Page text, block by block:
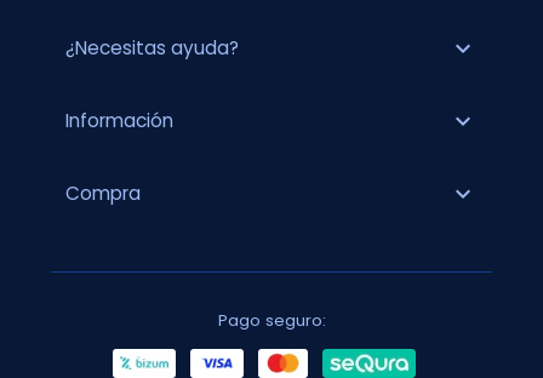
¿Necesitas ayuda? expand_more
Información expand_more
Compra expand_more
Pago seguro: